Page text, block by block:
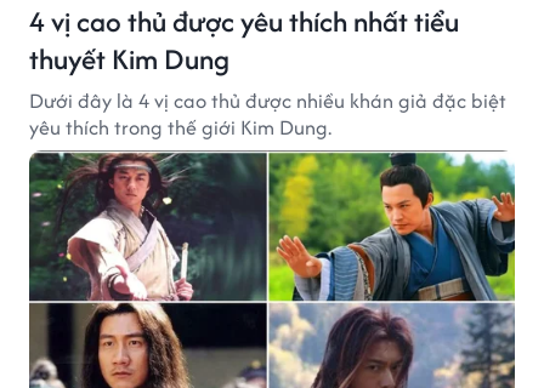
4 vị cao thủ được yêu thích nhất tiểu
thuyết Kim Dung
Dưới đây là 4 vị cao thủ được nhiều khán giả đặc biệt
yêu thích trong thế giới Kim Dung.